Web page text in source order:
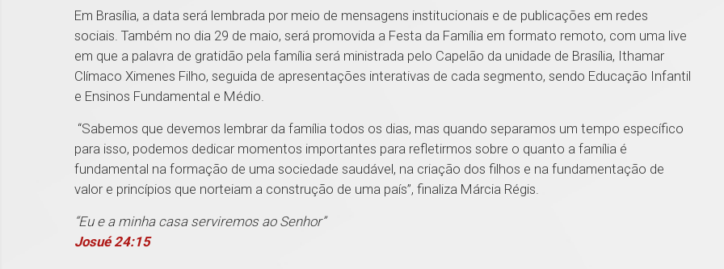
Em Brasília, a data será lembrada por meio de mensagens institucionais e de publicações em redes
sociais. Também no dia 29 de maio, será promovida a Festa da Família em formato remoto, com uma live
em que a palavra de gratidão pela família será ministrada pelo Capelão da unidade de Brasília, Ithamar
Clímaco Ximenes Filho, seguida de apresentações interativas de cada segmento, sendo Educação Infantil
e Ensinos Fundamental e Médio.
“Sabemos que devemos lembrar da família todos os dias, mas quando separamos um tempo específico
para isso, podemos dedicar momentos importantes para refletirmos sobre o quanto a família é
fundamental na formação de uma sociedade saudável, na criação dos filhos e na fundamentação de
valor e princípios que norteiam a construção de uma país”, finaliza Márcia Régis.
“Eu e a minha casa serviremos ao Senhor”
Josué 24:15